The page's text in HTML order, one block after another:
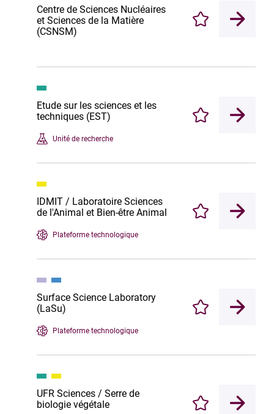
Centre de Sciences Nucléaires
et Sciences de la Matière
(CSNSM)
Enregistrer
Etude sur les sciences et les
techniques (EST)
Unité de recherche
Enregistrer
IDMIT / Laboratoire Sciences
de l'Animal et Bien-être Animal
Plateforme technologique
Enregistrer
Surface Science Laboratory
(LaSu)
Plateforme technologique
Enregistrer
UFR Sciences / Serre de
biologie végétale
Enregistrer